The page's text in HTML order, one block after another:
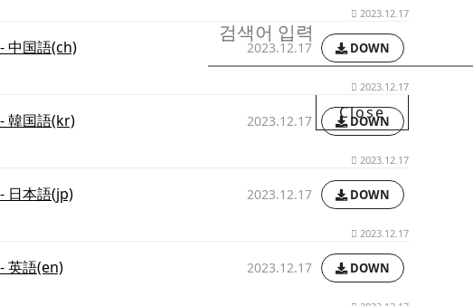
Close
2023.12.17
中国語(ch) 2023.12.17 DOWN
2023.12.17
韓国語(kr) 2023.12.17 DOWN
2023.12.17
日本語(jp) 2023.12.17 DOWN
2023.12.17
英語(en) 2023.12.17 DOWN